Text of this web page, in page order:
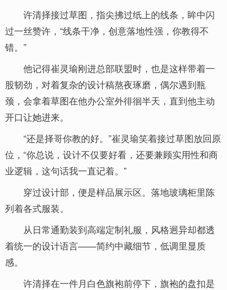
许清择接过草图，指尖拂过纸上的线条，眸中闪
过一丝赞许，“线条干净，创意落地性强，你教得不
错。”
他记得崔灵瑜刚进总部联盟时，也是这样带着一
股韧劲，对着复杂的设计稿熬夜琢磨，偶尔遇到瓶
颈，会拿着草图在他办公室外徘徊半天，直到他主动
开口让她进来。
“还是择哥你教的好。”崔灵瑜笑着接过草图放回原
位，“你总说，设计不仅要好看，还要兼顾实用性和商
业逻辑，这句话我一直记着。”
穿过设计部，便是样品展示区。落地玻璃柜里陈
列着各式服装。
从日常通勤装到高端定制礼服，风格迥异却都透
着统一的设计语言——简约中藏细节，低调里显质
感。
许清择在一件月白色旗袍前停下，旗袍的盘扣是